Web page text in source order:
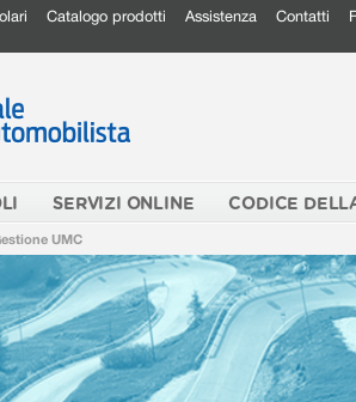
Catalogo prodotti Assistenza Contatti
SERVIZI ONLINE CODICE
UMC